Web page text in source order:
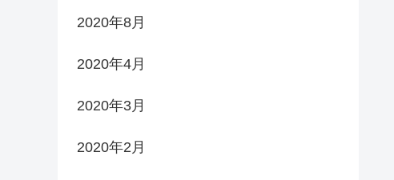
2020年8月
2020年4月
2020年3月
2020年2月